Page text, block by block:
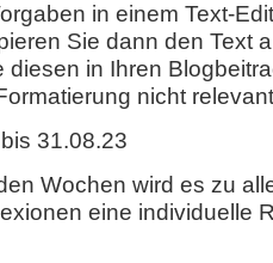
in einem Text-
Sie dann den Text
diesen in Ihren
nicht
31.08.23
Wochen wird es zu
eine individuelle